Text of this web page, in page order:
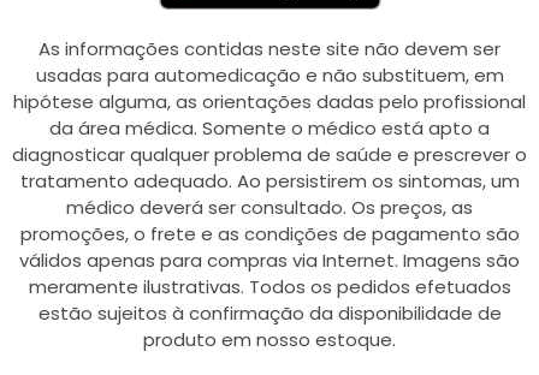
As informações contidas neste site não devem ser
usadas para automedicação e não substituem, em
hipótese alguma, as orientações dadas pelo profissional
da área médica. Somente o médico está apto a
diagnosticar qualquer problema de saúde e prescrever o
tratamento adequado. Ao persistirem os sintomas, um
médico deverá ser consultado. Os preços, as
promoções, o frete e as condições de pagamento são
válidos apenas para compras via Internet. Imagens são
meramente ilustrativas. Todos os pedidos efetuados
estão sujeitos à confirmação da disponibilidade de
produto em nosso estoque.